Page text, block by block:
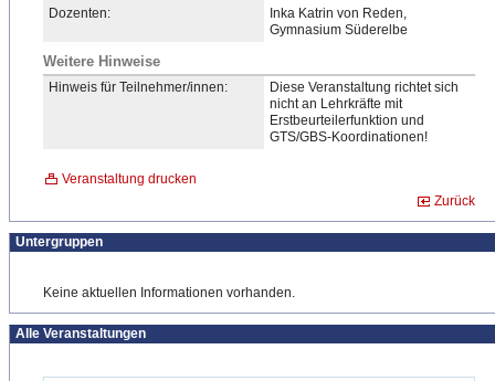
Dozenten:
Inka Katrin von Reden,
Gymnasium Süderelbe
Weitere Hinweise
Hinweis für Teilnehmer/innen:
Diese Veranstaltung richtet sich
nicht an Lehrkräfte mit
Erstbeurteilerfunktion und
GTS/GBS-Koordinationen!
Veranstaltung drucken
Zurück
Untergruppen
Keine aktuellen Informationen vorhanden.
Alle Veranstaltungen